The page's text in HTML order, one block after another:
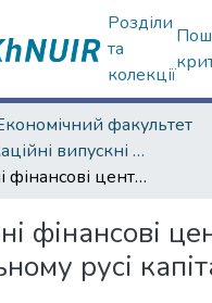
Розділи
та
колекції
факультет
Кваліфікаційні випускні роботи бакалаврів. Економічний факультет
Офшорні фінансові центри у глобальному русі капіталів
фінансові
русі